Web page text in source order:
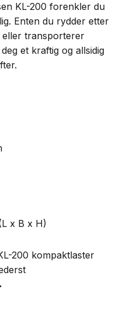
KL-200 forenkler du
Enten du rydder etter
transporterer
et kraftig og allsidig
x B x H)
200 kompaktlaster